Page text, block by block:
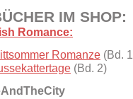
IM SHOP:
Romance:
Romanze (Bd.
(Bd. 2)